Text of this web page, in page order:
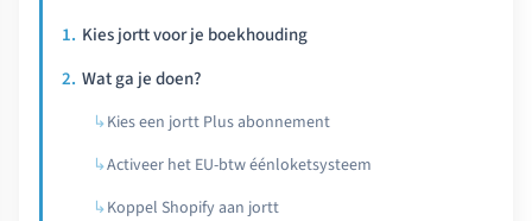
Kies jortt voor je boekhouding
Wat ga je doen?
Kies een jortt Plus abonnement
Activeer het EU-btw éénloketsysteem
Koppel Shopify aan jortt